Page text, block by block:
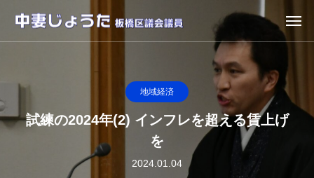
地域経済
試練の2024年(2) インフレを超える賃上げ
を
2024.01.04